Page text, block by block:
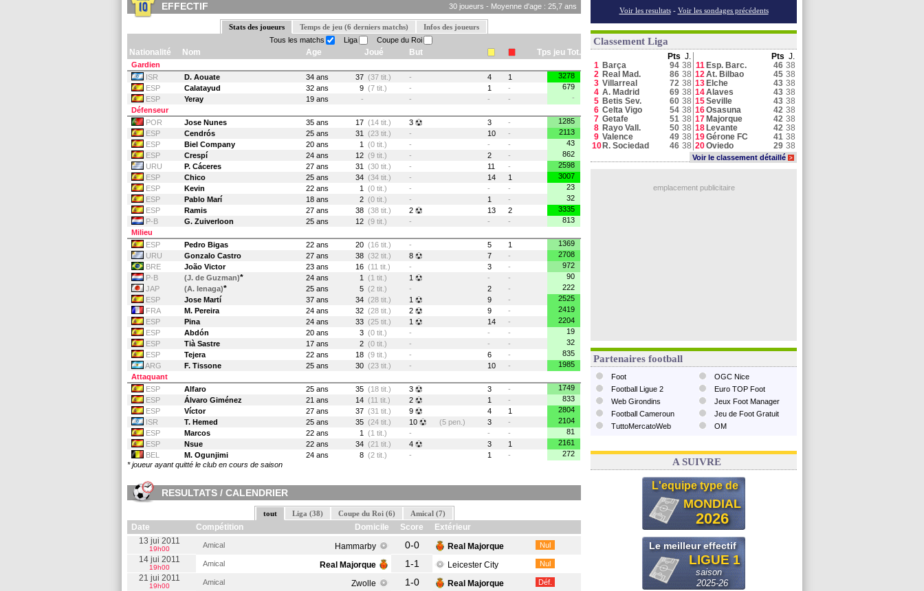
EFFECTIF 30 joueurs - Moyenne d'age : 25,7 ans
Stats des joueurs Temps de jeu (6 derniers matchs)
Infos des joueurs
Tous les matchs
Liga Coupe du Roi
Nationalité Nom Age Joué But Tps jeu Tot.
Gardien
ISR
D. Aouate 34 ans 37 (37 tit.) - 4 1
3278
ESP
Calatayud 32 ans 9 (7 tit.) - 1 -
679
ESP
Yeray 19 ans - - - -
-
Défenseur
POR
Jose Nunes 35 ans 17 (14 tit.) 3 3 -
1285
ESP
Cendrós 25 ans 31 (23 tit.) - 10 -
2113
ESP
Biel Company 20 ans 1 (0 tit.) - - -
43
ESP
Crespí 24 ans 12 (9 tit.) - 2 -
862
URU
P. Cáceres 27 ans 31 (30 tit.) - 11 -
2598
ESP
Chico 25 ans 34 (34 tit.) - 14 1
3007
ESP
Kevin 22 ans 1 (0 tit.) - - -
23
ESP
Pablo Marí 18 ans 2 (0 tit.) - 1 -
32
ESP
Ramis 27 ans 38 (38 tit.) 2 13 2
3335
P-B
G. Zuiverloon 25 ans 12 (9 tit.) - - -
813
Milieu
ESP
Pedro Bigas 22 ans 20 (16 tit.) - 5 1
1369
URU
Gonzalo Castro 27 ans 38 (32 tit.) 8 7 -
2708
BRE
João Victor 23 ans 16 (11 tit.) - 3 -
972
P-B
(J. de Guzman)* 24 ans 1 (1 tit.) 1 - -
90
JAP
(A. Ienaga)* 25 ans 5 (2 tit.) - 2 -
222
ESP
Jose Martí 37 ans 34 (28 tit.) 1 9 -
2525
FRA
M. Pereira 24 ans 32 (28 tit.) 2 9 -
2419
ESP
Pina 24 ans 33 (25 tit.) 1 14 -
2204
ESP
Abdón 20 ans 3 (0 tit.) - - -
19
ESP
Tià Sastre 17 ans 2 (0 tit.) - - -
32
ESP
Tejera 22 ans 18 (9 tit.) - 6 -
835
ARG
F. Tissone 25 ans 30 (23 tit.) - 10 -
1985
Attaquant
ESP
Alfaro 25 ans 35 (18 tit.) 3 3 -
1749
ESP
Álvaro Giménez 21 ans 14 (11 tit.) 2 1 -
833
ESP
Víctor 27 ans 37 (31 tit.) 9 4 1
2804
ISR
T. Hemed 25 ans 35 (24 tit.) 10 (5 pen.) 3 -
2104
ESP
Marcos 22 ans 1 (1 tit.) - - -
81
ESP
Nsue 22 ans 34 (21 tit.) 4 3 1
2161
BEL
M. Ogunjimi 24 ans 8 (2 tit.) - 1 -
272
* joueur ayant quitté le club en cours de saison
RESULTATS / CALENDRIER
tout Liga (38) Coupe du Roi (6) Amical (7)
Date Compétition Domicile Score
Extérieur
13 jui 2011
19h00 Amical Hammarby 0-0 Real Majorque Nul
14 jui 2011
19h00 Amical Real Majorque 1-1 Leicester City Nul
21 jui 2011
19h00 Amical Zwolle 1-0 Real Majorque Déf.
Voir les resultats - Voir les sondages précédents
Classement Liga
Pts J. Pts J.
1 Barça 94 38 11 Esp. Barc. 46 38
2 Real Mad. 86 38 12At. Bilbao 45 38
3 Villarreal 72 38 13 Elche 43 38
4 A. Madrid 69 38 14Alaves 43 38
5 Betis Sev. 60 38 15Seville 43 38
6 Celta Vigo 54 38 16Osasuna 42 38
7 Getafe 51 38 17 Majorque 42 38
8 Rayo Vall. 50 38 18 Levante 42 38
9 Valence 49 38 19Gérone FC 41 38
10 R. Sociedad 46 38 20Oviedo 29 38
Voir le classement détaillé >
emplacement publicitaire
Partenaires football
Foot
Football Ligue 2
Web Girondins
Football Cameroun
TuttoMercatoWeb
OGC Nice
Euro TOP Foot
Jeux Foot Manager
Jeu de Foot Gratuit
OM
A SUIVRE
L'equipe type de
MONDIAL
2026
Le meilleur effectif
LIGUE 1
saison
2025-26